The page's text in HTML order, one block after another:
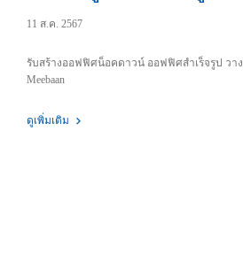
11 ส.ค. 2567
รับสร้างออฟฟิศน็อคดาวน์ ออฟฟิศสำเร็จรูป วา
Meebaan
ดูเพิ่มเติม